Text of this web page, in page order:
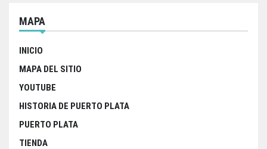
MAPA
INICIO
MAPA DEL SITIO
YOUTUBE
HISTORIA DE PUERTO PLATA
PUERTO PLATA
TIENDA